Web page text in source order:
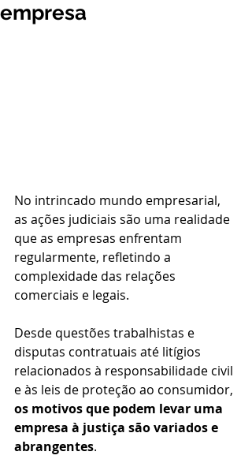
empresa
No intrincado mundo empresarial,
as ações judiciais são uma realidade
que as empresas enfrentam
regularmente, refletindo a
complexidade das relações
comerciais e legais.
Desde questões trabalhistas e
disputas contratuais até litígios
relacionados à responsabilidade civil
e às leis de proteção ao consumidor,
os motivos que podem levar uma
empresa à justiça são variados e
abrangentes.